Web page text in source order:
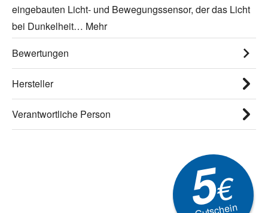
eingebauten Licht- und Bewegungssensor, der das Licht
bei Dunkelheit… Mehr
Bewertungen
Hersteller
Verantwortliche Person
5€